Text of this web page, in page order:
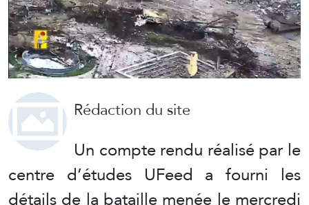
Rédaction du site
Un compte rendu réalisé par le
centre d’études UFeed a fourni les